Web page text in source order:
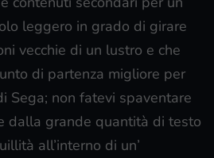
leggero in grado di girare
vecchie di un lustro e che
di partenza migliore per
Sega; non fatevi spaventare
dalla grande quantità di testo
all’interno di un’